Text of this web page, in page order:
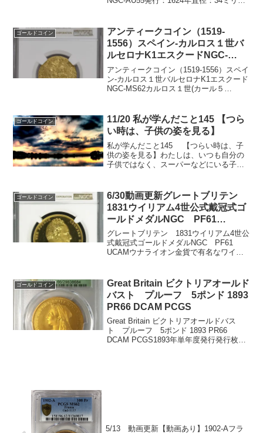
残存2枚です。...
ゴールドコイン
アンティークコイン（1519-
1556）スペイン-カルロス１世バ
ルセロナK1エスクードNGC-
MS62
アンティークコイン（1519-1556）スペイ
ン-カルロス１世バルセロナK1エスクード
NGC-MS62カルロス１世(カール５
2枚、トップグレードで...
ゴールドコイン
11/20 私が学んだこと145 【つら
い時は、子供の姿を見る】
私が学んだこと145 【つらい時は、子
供の姿を見る】わたしは、いつも自分の
子供ではなく、スーパーなどにいる子供
ね、スカット寝ている姿を見て、あれが
自分を生きるということ...
ゴールドコイン
6/30動画更新グレートブリテン
1831ウイリアム4世公式戴冠式ゴ
ールドメダルNGC PF61
UCAM/フランス試鋳貨金貨 リパ
ブリックプルーフ金貨50フラン
1974 PF66 UCAM NGC
グレートブリテン 1831ウイリアム4世公
式戴冠式ゴールドメダルNGC PF61
UCAMウナライオン金貨で有名なワイオ
フ金貨50フラン 1974 PF66 UCAM...
ゴールドコイン
Great Britain ビクトリアオールド
バスト プルーフ 5ポンド 1893
PR66 DCAM PCGS
Great Britain ビクトリアオールドバス
ト プルーフ 5ポンド 1893 PR66
DCAM PCGS1893年単年度発行発行枚数
5/13 動画更新【動画あり】1902-Aフラ